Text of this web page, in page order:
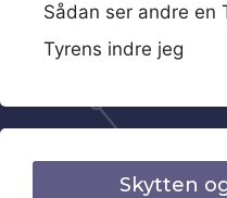
Sådan ser andre en
Tyrens indre jeg
Skytten